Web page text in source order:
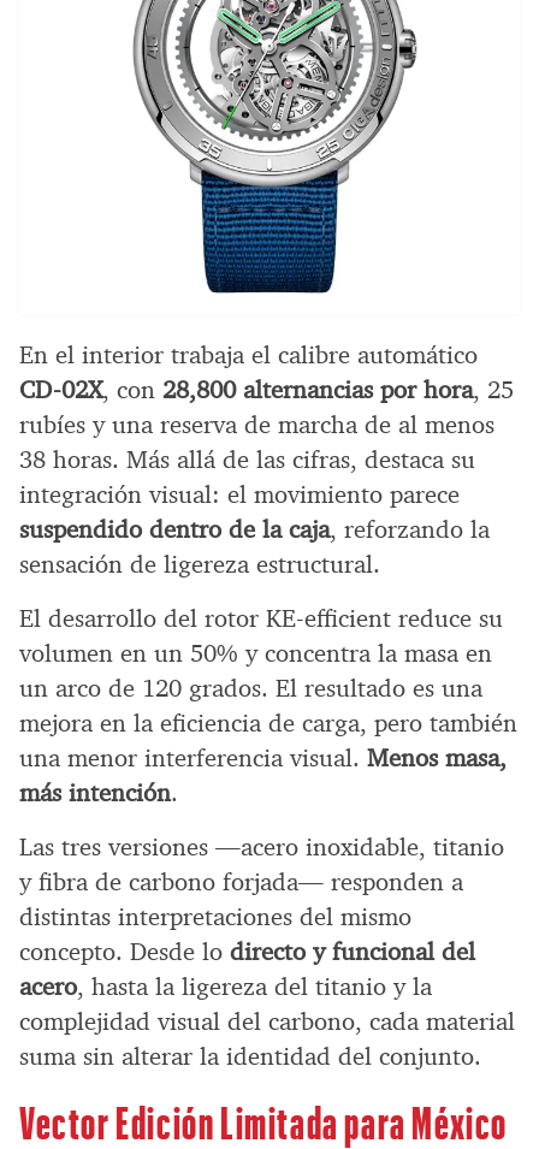
En el interior trabaja el calibre automático
CD-02X, con 28,800 alternancias por hora, 25
rubíes y una reserva de marcha de al menos
38 horas. Más allá de las cifras, destaca su
integración visual: el movimiento parece
suspendido dentro de la caja, reforzando la
sensación de ligereza estructural.
El desarrollo del rotor KE-efficient reduce su
volumen en un 50% y concentra la masa en
un arco de 120 grados. El resultado es una
mejora en la eficiencia de carga, pero también
una menor interferencia visual. Menos masa,
más intención.
Las tres versiones —acero inoxidable, titanio
y fibra de carbono forjada— responden a
distintas interpretaciones del mismo
concepto. Desde lo directo y funcional del
acero, hasta la ligereza del titanio y la
complejidad visual del carbono, cada material
suma sin alterar la identidad del conjunto.
Vector Edición Limitada para México